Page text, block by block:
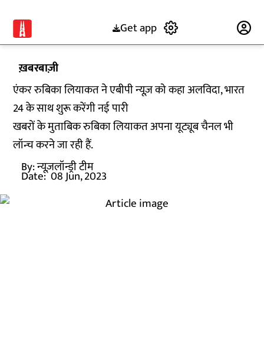
Get app
ख़बरबाज़ी
एंकर रुबिका लियाकत ने एबीपी न्यूज़ को कहा अलविदा, भारत
24 के साथ शुरू करेंगी नई पारी
खबरों के मुताबिक रुबिका लियाकत अपना यूट्यूब चैनल भी
लॉन्च करने जा रही हैं.
By:न्यूज़लॉन्ड्री टीम
Date: 08 Jun, 2023